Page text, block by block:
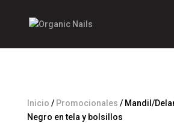
Inicio / Promocionales / Mandil/
Negro en tela y bolsillos